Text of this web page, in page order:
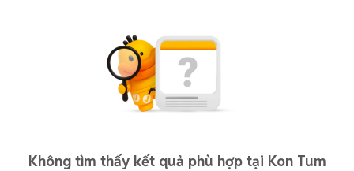
Không tìm thấy kết quả phù hợp tại Kon Tum